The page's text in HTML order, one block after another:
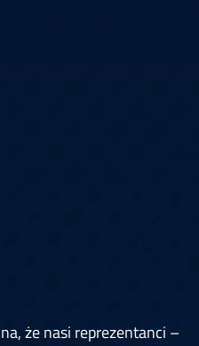
że nasi reprezentanci –